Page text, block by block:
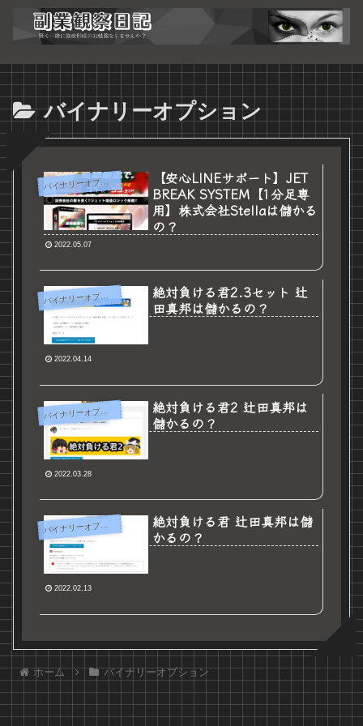
バイナリーオプション
バ
イナリーオプション
【安心LINEサポート】JET
BREAK SYSTEM【1分足専
用】株式会社Stellaは儲かる
の？
2022.05.07
バ
イナリーオプション
絶対負ける君2.3セット 辻
田真邦は儲かるの？
2022.04.14
バ
イナリーオプション
絶対負ける君2 辻田真邦は
儲かるの？
2022.03.28
バ
イナリーオプション
絶対負ける君 辻田真邦は儲
かるの？
2022.02.13
ホーム バイナリーオプション